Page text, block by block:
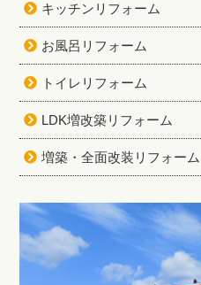
キッチンリフォーム
お風呂リフォーム
トイレリフォーム
LDK増改築リフォーム
増築・全面改装リフォーム